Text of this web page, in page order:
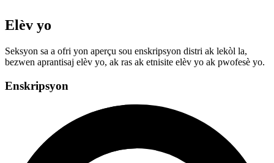
Elèv yo
Seksyon sa a ofri yon aperçu sou enskripsyon distri ak lekòl la,
bezwen aprantisaj elèv yo, ak ras ak etnisite elèv yo ak pwofesè yo.
Enskripsyon